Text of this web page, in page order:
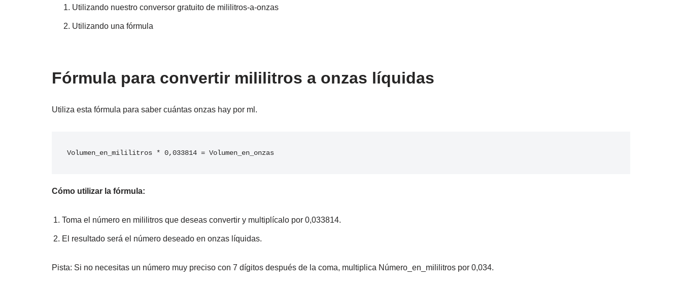
Utilizando nuestro conversor gratuito de mililitros-a-onzas
Utilizando una fórmula
Fórmula para convertir mililitros a onzas líquidas
Utiliza esta fórmula para saber cuántas onzas hay por ml.
Volumen_en_mililitros * 0,033814 = Volumen_en_onzas
Cómo utilizar la fórmula:
Toma el número en mililitros que deseas convertir y multiplícalo por 0,033814.
El resultado será el número deseado en onzas líquidas.
Pista: Si no necesitas un número muy preciso con 7 dígitos después de la coma, multiplica Número_en_mililitros por 0,034.